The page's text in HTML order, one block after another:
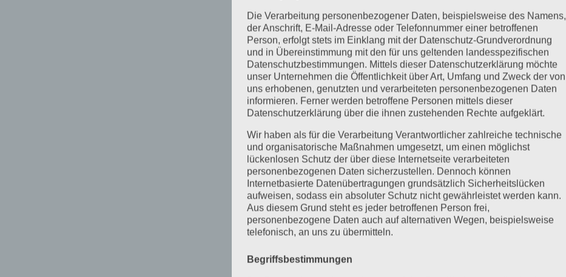
Die Verarbeitung personenbezogener Daten, beispielsweise des Namens,
der Anschrift, E-Mail-Adresse oder Telefonnummer einer betroffenen
Person, erfolgt stets im Einklang mit der Datenschutz-Grundverordnung
und in Übereinstimmung mit den für uns geltenden landesspezifischen
Datenschutzbestimmungen. Mittels dieser Datenschutzerklärung möchte
unser Unternehmen die Öffentlichkeit über Art, Umfang und Zweck der von
uns erhobenen, genutzten und verarbeiteten personenbezogenen Daten
informieren. Ferner werden betroffene Personen mittels dieser
Datenschutzerklärung über die ihnen zustehenden Rechte aufgeklärt.
Wir haben als für die Verarbeitung Verantwortlicher zahlreiche technische
und organisatorische Maßnahmen umgesetzt, um einen möglichst
lückenlosen Schutz der über diese Internetseite verarbeiteten
personenbezogenen Daten sicherzustellen. Dennoch können
Internetbasierte Datenübertragungen grundsätzlich Sicherheitslücken
aufweisen, sodass ein absoluter Schutz nicht gewährleistet werden kann.
Aus diesem Grund steht es jeder betroffenen Person frei,
personenbezogene Daten auch auf alternativen Wegen, beispielsweise
telefonisch, an uns zu übermitteln.
Begriffsbestimmungen